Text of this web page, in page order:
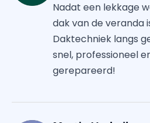
Nadat een lekkage
dak van de veranda
Daktechniek langs
snel, professioneel
gerepareerd!